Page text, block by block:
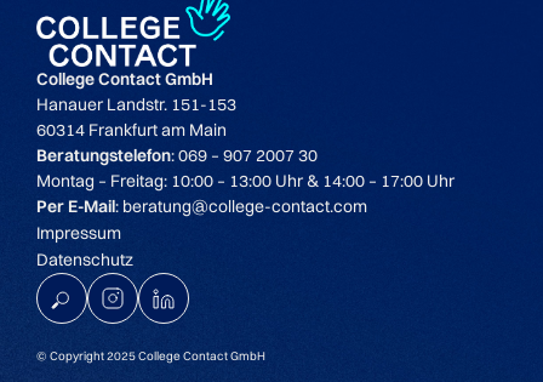
College Contact GmbH
Hanauer Landstr. 151-153
60314 Frankfurt am Main
Beratungstelefon: 069 – 907 2007 30
Montag – Freitag: 10:00 – 13:00 Uhr & 14:00 – 17:00 Uhr
Per E-Mail: beratung@college-contact.com
Impressum
Datenschutz
© Copyright 2025 College Contact GmbH